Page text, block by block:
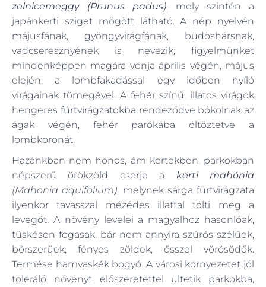
zelnicemeggy (Prunus padus), mely szintén a
japánkerti sziget mögött látható. A nép nyelvén
májusfának, gyöngyvirágfának, büdöshársnak,
vadcseresznyének is nevezik, figyelmünket
mindenképpen magára vonja április végén, május
elején, a lombfakadással egy időben nyíló
virágainak tömegével. A fehér színű, illatos virágok
hengeres fürtvirágzatokba rendeződve bókolnak az
ágak végén, fehér parókába öltöztetve a
lombkoronát.
Hazánkban nem honos, ám kertekben, parkokban
népszerű örökzöld cserje a kerti mahónia
(Mahonia aquifolium), melynek sárga fürtvirágzata
ilyenkor tavasszal mézédes illattal tölti meg a
levegőt. A növény levelei a magyalhoz hasonlóak,
tüskésen fogasak, bár nem annyira szúrós szélűek,
bőrszerűek, fényes zöldek, ősszel vörösödők.
Termése hamvaskék bogyó. A városi környezetet jól
toleráló növényt előszeretettel ültetik parkokba,